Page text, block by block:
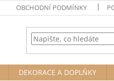
OBCHODNÍ PODMÍNKY
DEKORACE A DOPLŇKY